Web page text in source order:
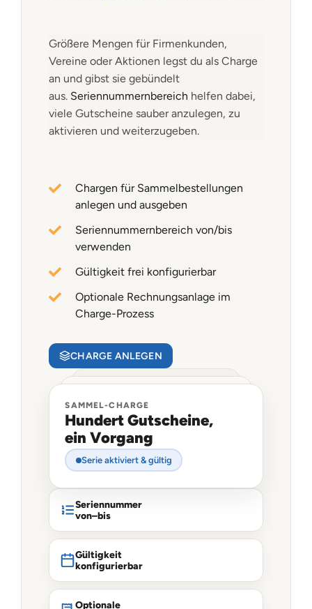
CHARGE ANLEGEN
SAMMEL-CHARGE
Hundert Gutscheine,
ein Vorgang
Serie aktiviert & gültig
Seriennummer
von–bis
Gültigkeit
konfigurierbar
Optionale
Größere Mengen für Firmenkunden,
Vereine oder Aktionen legst du als Charge
an und gibst sie gebündelt
aus. Seriennummernbereich helfen dabei,
viele Gutscheine sauber anzulegen, zu
aktivieren und weiterzugeben.
Chargen für Sammelbestellungen
anlegen und ausgeben
Seriennummernbereich von/bis
verwenden
Gültigkeit frei konfigurierbar
Optionale Rechnungsanlage im
Charge-Prozess